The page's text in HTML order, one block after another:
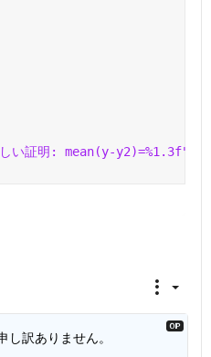
い証明: mean(y-y2)=%1.3f"
し訳ありません。